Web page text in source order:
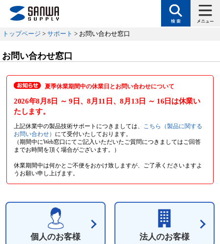
トップページ > サポート > お問い合わせ窓口
お問い合わせ窓口
夏季休業期間中の休業日とお問い合わせについて
2026年8月8日 ～ 9日 、8月11日 、8月13日 ～ 16日 は休業い
たします。
上記休業中の製品技術サポートにつきましては、
こちら（製品に関する
お問い合わせ） にて受付いたしております。
（期間中にWeb窓口にてご記入いただいたご質問につきましてはご回答
までお時間を頂く場合がございます。）
休業期間中は何かとご不便をおかけ致しますが、ご了承くださいますよ
うお願い申し上げます。
個人のお客様 法人のお客様